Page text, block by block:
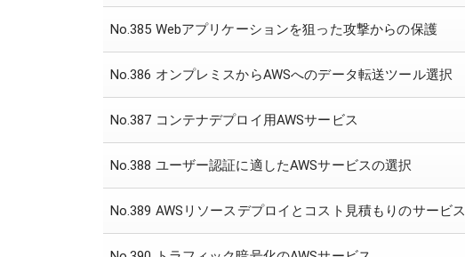
No.385 Webアプリケーションを狙った攻撃からの保護
No.386 オンプレミスからAWSへのデータ転送ツール選択
No.387 コンテナデプロイ用AWSサービス
No.388 ユーザー認証に適したAWSサービスの選択
No.389 AWSリソースデプロイとコスト見積もりのサービス